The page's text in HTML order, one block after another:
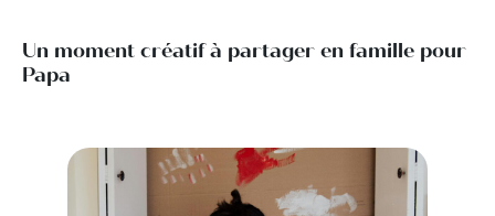
Un moment créatif à partager en famille pour
Papa